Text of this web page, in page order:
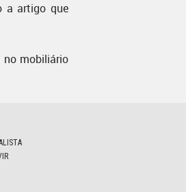
a artigo que
no mobiliário